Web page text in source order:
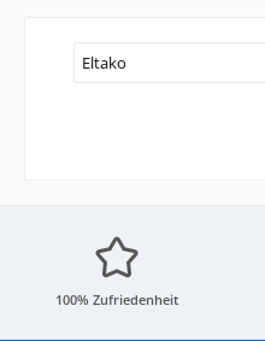
Eltako
100% Zufriedenheit